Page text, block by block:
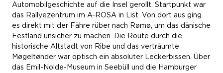
Automobilgeschichte auf die Insel gerollt. Startpunkt war
das Rallyezentrum im A-ROSA in List. Von dort aus ging
es direkt mit der Fähre rüber nach Rømø, um das dänische
Festland unsicher zu machen. Die Route durch die
historische Altstadt von Ribe und das verträumte
Møgeltønder war optisch ein absoluter Leckerbissen. Über
das Emil-Nolde-Museum in Seebüll und die Hamburger